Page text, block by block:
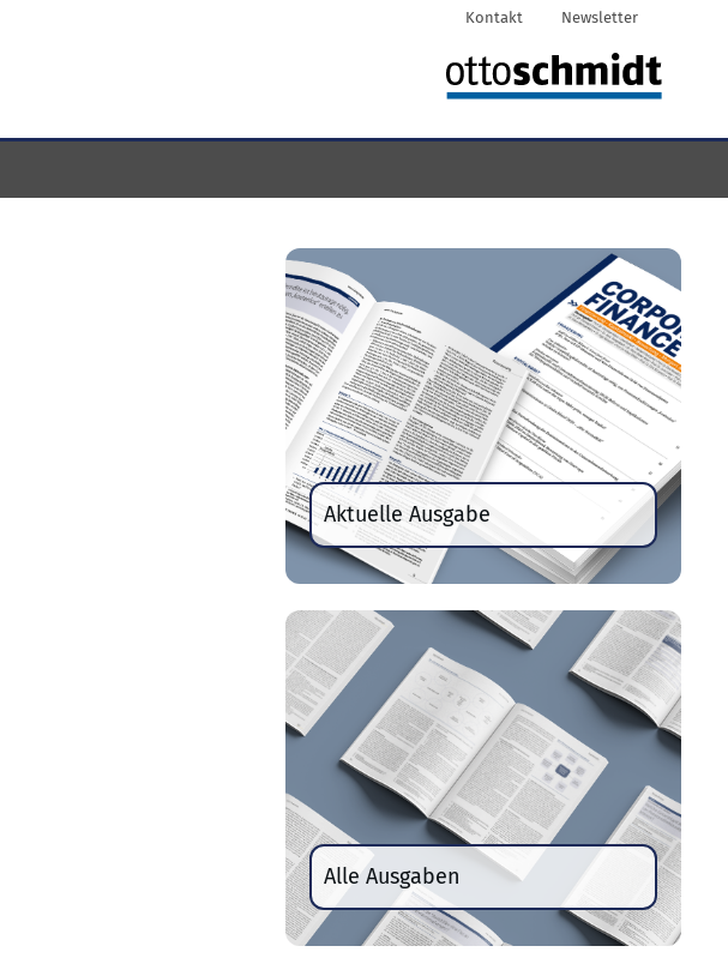
Kontakt Newsletter
Aktuelle Ausgabe
Alle Ausgaben